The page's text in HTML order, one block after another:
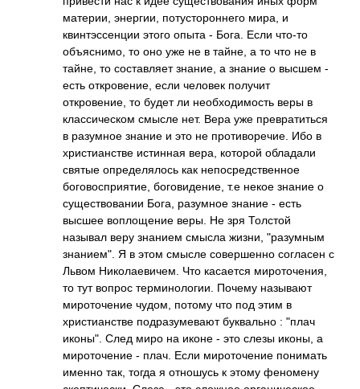
материи, энергии, потустороннего мира, и
квинтэссенции этого опыта - Бога. Если что-то
объяснимо, то оно уже не в тайне, а то что не в
тайне, то составляет знание, а знание о высшем -
есть откровение, если человек получит
откровение, то будет ли необходимость веры в
классическом смысле нет. Вера уже превратиться
в разумное знание и это не противоречие. Ибо в
христианстве истинная вера, которой обладали
святые определялось как непосредственное
боговосприятие, боговидение, т.е некое знание о
существовании Бога, разумное знание - есть
высшее воплощение веры. Не зря Толстой
называл веру знанием смысла жизни, "разумным
знанием". Я в этом смысле совершенно согласен с
Львом Николаевичем. Что касается мироточения,
то тут вопрос терминологии. Почему называют
мироточение чудом, потому что под этим в
христианстве подразумевают буквально : "плач
иконы". След миро на иконе - это слезы иконы, а
мироточение - плач. Если мироточение понимать
именно так, тогда я отношусь к этому феномену